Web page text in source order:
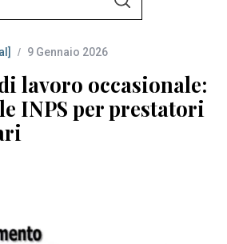
S
9 Gennaio 2026
lavoro occasionale:
INPS per prestatori